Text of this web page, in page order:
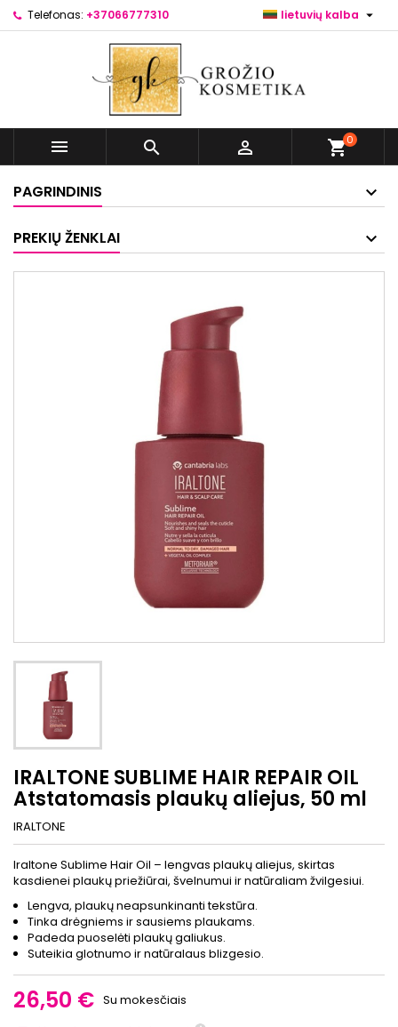
Telefonas: +37066777310 lietuvių kalba 
   shopping_cart0
PAGRINDINIS
PREKIŲ ŽENKLAI
IRALTONE SUBLIME HAIR REPAIR OIL
Atstatomasis plaukų aliejus, 50 ml
IRALTONE
Iraltone Sublime Hair Oil – lengvas plaukų aliejus, skirtas
kasdienei plaukų priežiūrai, švelnumui ir natūraliam žvilgesiui.
Lengva, plaukų neapsunkinanti tekstūra.
Tinka drėgniems ir sausiems plaukams.
Padeda puoselėti plaukų galiukus.
Suteikia glotnumo ir natūralaus blizgesio.
26,50 € Su mokesčiais